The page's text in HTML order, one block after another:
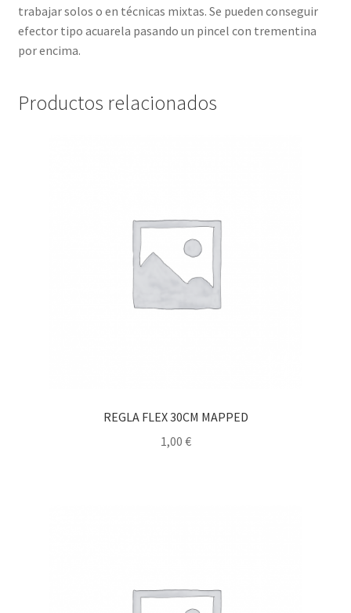
trabajar solos o en técnicas mixtas. Se pueden conseguir
efector tipo acuarela pasando un pincel con trementina
por encima.
Productos relacionados
REGLA FLEX 30CM MAPPED
1,00 €